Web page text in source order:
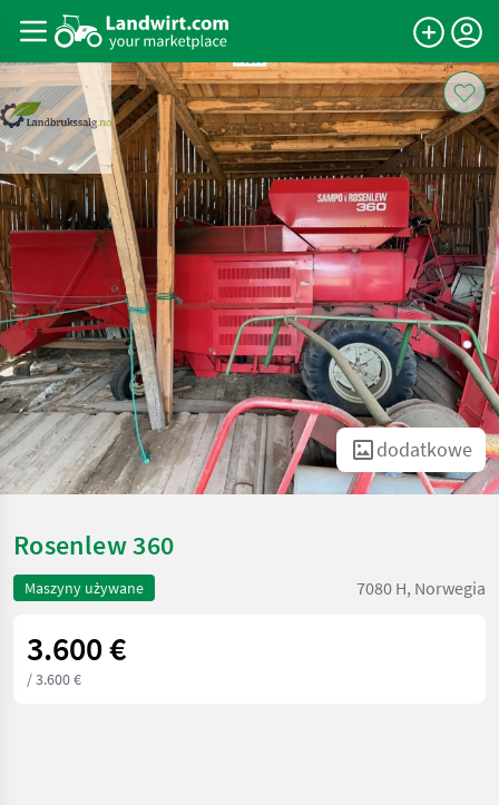
dodatkowe
Rosenlew 360
Maszyny używane 7080 H, Norwegia
3.600 €
/ 3.600 €